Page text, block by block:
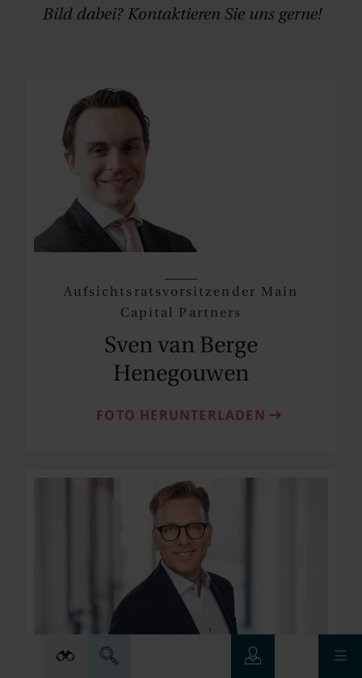
Bild dabei? Kontaktieren Sie uns gerne!
Aufsichtsratsvorsitzender Main
Capital Partners
Sven van Berge
Henegouwen
FOTO HERUNTERLADEN